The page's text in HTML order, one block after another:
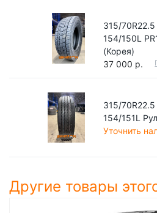
315/70R22.5
154/150L
(Корея)
37 000 р.
315/70R22.5
154/151L
Уточнить
Другие товары